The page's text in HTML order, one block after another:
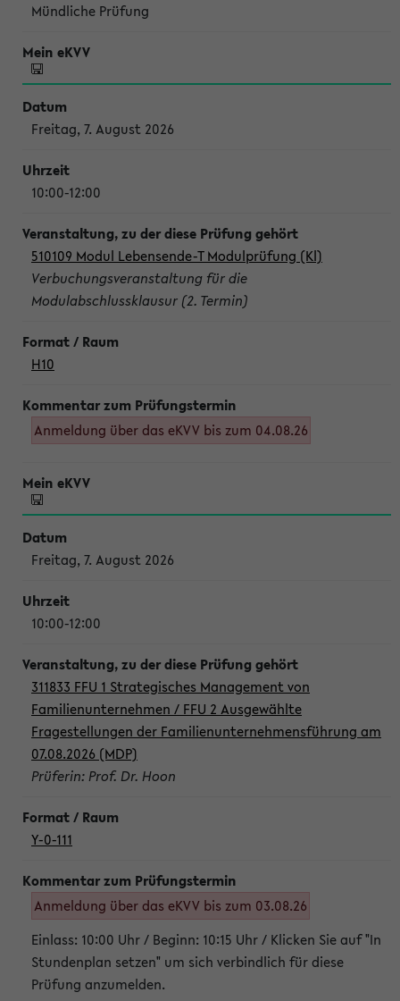
Mündliche Prüfung
Freitag, 7. August 2026
10:00-12:00
510109 Modul Lebensende-T Modulprüfung (Kl)
Verbuchungsveranstaltung für die
Modulabschlussklausur (2. Termin)
H10
Anmeldung über das eKVV bis zum 04.08.26
Freitag, 7. August 2026
10:00-12:00
311833 FFU 1 Strategisches Management von
Familienunternehmen / FFU 2 Ausgewählte
Fragestellungen der Familienunternehmensführung am
07.08.2026 (MDP)
Prüferin: Prof. Dr. Hoon
Y-0-111
Anmeldung über das eKVV bis zum 03.08.26
Einlass: 10:00 Uhr / Beginn: 10:15 Uhr / Klicken Sie auf "In
Stundenplan setzen" um sich verbindlich für diese
Prüfung anzumelden.